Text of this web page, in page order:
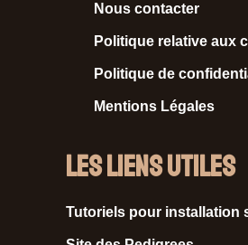
Nous contacter
Politique relative aux
Politique de
Mentions Légales
Les liens utiles
Tutoriels pour installation